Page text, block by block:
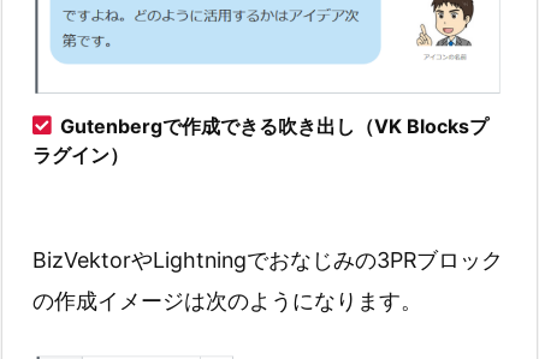
Gutenbergで作成できる吹き出し（VK Blocksプ
ラグイン）
BizVektorやLightningでおなじみの3PRブロック
の作成イメージは次のようになります。